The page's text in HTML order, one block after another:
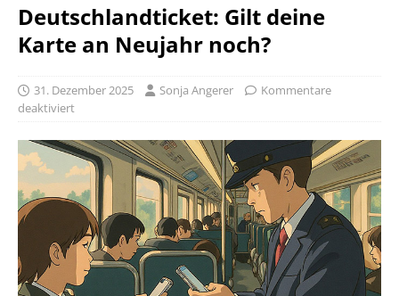
Deutschlandticket: Gilt deine
Karte an Neujahr noch?
31. Dezember 2025 Sonja Angerer
Kommentare
deaktiviert